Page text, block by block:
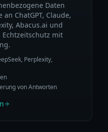
Daten
ChatGPT, Claude,
Abacus.ai und
mit
Perplexity,
von Antworten